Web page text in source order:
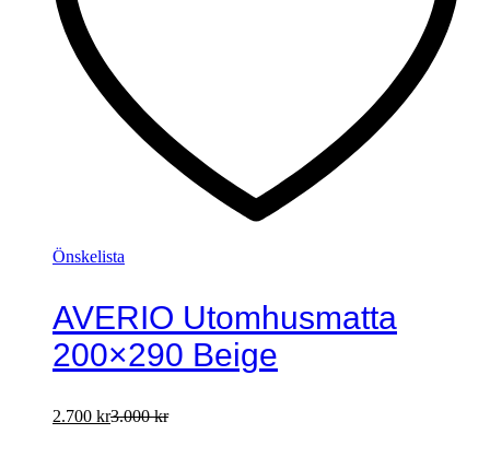
Önskelista
AVERIO Utomhusmatta
200×290 Beige
2.700 kr3.000kr